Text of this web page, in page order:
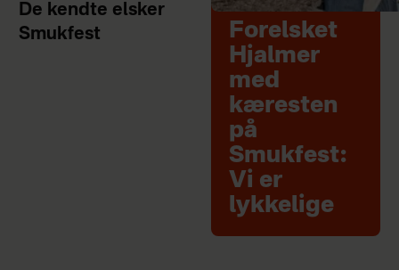
De kendte elsker
Smukfest
Forelsket
Hjalmer
med
kæresten
på
Smukfest:
Vi er
lykkelige